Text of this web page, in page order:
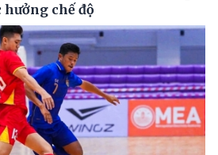
hưởng chế độ